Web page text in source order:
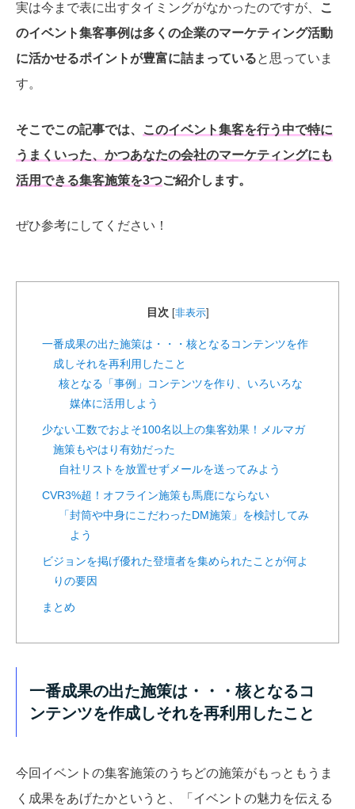
実は今まで表に出すタイミングがなかったのですが、
こ
のイベント集客事例は多くの企業のマーケティング活動
に活かせるポイントが豊富に詰まっていると思っていま
す。
そこでこの記事では、
このイベント集客を行う中で特に
うまくいった、かつあなたの会社のマーケティングにも
活用できる集客施策を3つご紹介します。
ぜひ参考にしてください！
目次 [非表示]
一番成果の出た施策は・・・核となるコンテンツを作
成しそれを再利用したこと
核となる「事例」コンテンツを作り、いろいろな
媒体に活用しよう
少ない工数でおよそ100名以上の集客効果！メルマガ
施策もやはり有効だった
自社リストを放置せずメールを送ってみよう
CVR3%超！オフライン施策も馬鹿にならない
「封筒や中身にこだわったDM施策」を検討してみ
よう
ビジョンを掲げ優れた登壇者を集められたことが何よ
りの要因
まとめ
一番成果の出た施策は・・・核となるコ
ンテンツを作成しそれを再利用したこと
今回イベントの集客施策のうちどの施策がもっともうま
く成果をあげたかというと、「イベントの魅力を伝える